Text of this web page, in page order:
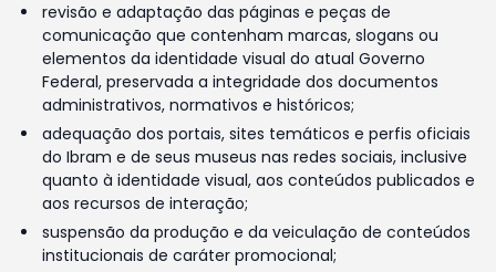
revisão e adaptação das páginas e peças de
comunicação que contenham marcas, slogans ou
elementos da identidade visual do atual Governo
Federal, preservada a integridade dos documentos
administrativos, normativos e históricos;
adequação dos portais, sites temáticos e perfis oficiais
do Ibram e de seus museus nas redes sociais, inclusive
quanto à identidade visual, aos conteúdos publicados e
aos recursos de interação;
suspensão da produção e da veiculação de conteúdos
institucionais de caráter promocional;